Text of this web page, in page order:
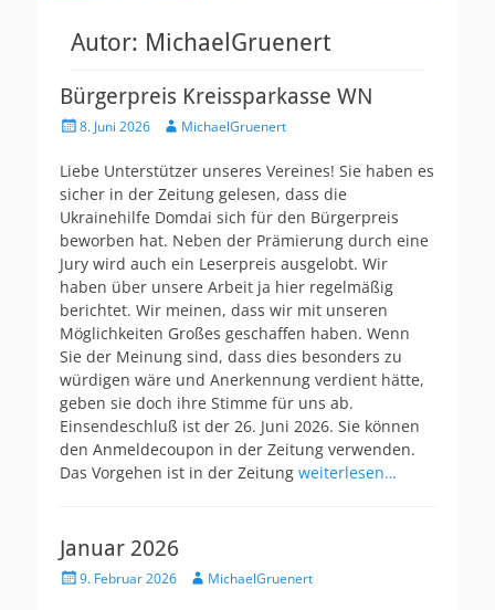
Autor: MichaelGruenert
Bürgerpreis Kreissparkasse WN
Veröffentlicht
8. Juni 2026 AutorMichaelGruenert
Liebe Unterstützer unseres Vereines! Sie haben es
sicher in der Zeitung gelesen, dass die
Ukrainehilfe Domdai sich für den Bürgerpreis
beworben hat. Neben der Prämierung durch eine
Jury wird auch ein Leserpreis ausgelobt. Wir
haben über unsere Arbeit ja hier regelmäßig
berichtet. Wir meinen, dass wir mit unseren
Möglichkeiten Großes geschaffen haben. Wenn
Sie der Meinung sind, dass dies besonders zu
würdigen wäre und Anerkennung verdient hätte,
geben sie doch ihre Stimme für uns ab.
Einsendeschluß ist der 26. Juni 2026. Sie können
den Anmeldecoupon in der Zeitung verwenden.
Das Vorgehen ist in der Zeitung weiterlesen…
Januar 2026
Veröffentlicht
9. Februar 2026 AutorMichaelGruenert